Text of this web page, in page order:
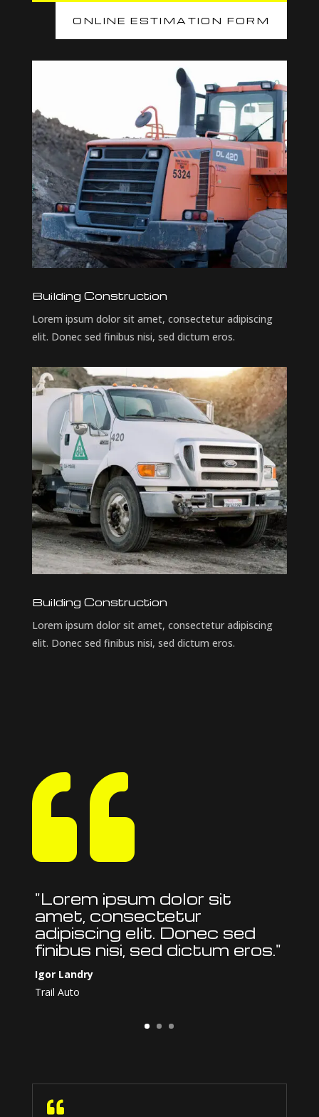
ONLINE ESTIMATION FORM
Building Construction
Lorem ipsum dolor sit amet, consectetur adipiscing
elit. Donec sed finibus nisi, sed dictum eros.
Building Construction
Lorem ipsum dolor sit amet, consectetur adipiscing
elit. Donec sed finibus nisi, sed dictum eros.

"Lorem ipsum dolor sit
amet, consectetur
adipiscing elit. Donec sed
finibus nisi, sed dictum eros."
Igor Landry
Trail Auto
